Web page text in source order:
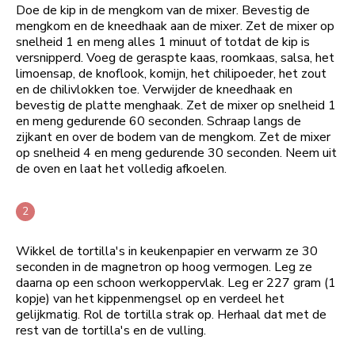
Doe de kip in de mengkom van de mixer. Bevestig de
mengkom en de kneedhaak aan de mixer. Zet de mixer op
snelheid 1 en meng alles 1 minuut of totdat de kip is
versnipperd. Voeg de geraspte kaas, roomkaas, salsa, het
limoensap, de knoflook, komijn, het chilipoeder, het zout
en de chilivlokken toe. Verwijder de kneedhaak en
bevestig de platte menghaak. Zet de mixer op snelheid 1
en meng gedurende 60 seconden. Schraap langs de
zijkant en over de bodem van de mengkom. Zet de mixer
op snelheid 4 en meng gedurende 30 seconden. Neem uit
de oven en laat het volledig afkoelen.
Wikkel de tortilla's in keukenpapier en verwarm ze 30
seconden in de magnetron op hoog vermogen. Leg ze
daarna op een schoon werkoppervlak. Leg er 227 gram (1
kopje) van het kippenmengsel op en verdeel het
gelijkmatig. Rol de tortilla strak op. Herhaal dat met de
rest van de tortilla's en de vulling.